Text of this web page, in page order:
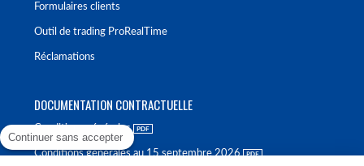
Formulaires clients
Outil de trading ProRealTime
Réclamations
DOCUMENTATION CONTRACTUELLE
Conditions générales
Conditions générales au 15 septembre 2026
Continuer sans accepter